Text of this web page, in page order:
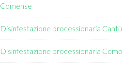
Comense
Disinfestazione processionaria Cantù
Disinfestazione processionaria Como